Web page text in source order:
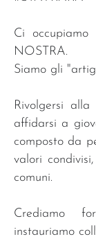
Ci
NOSTRA.
Siamo gli
Rivolgersi
affidarsi a
composto da
valori
comuni.
Crediamo
instauriamo